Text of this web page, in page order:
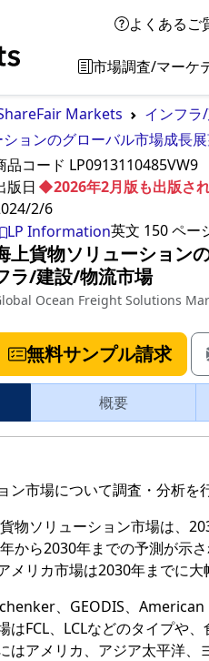
よくあるご
市場調査/マーケ
Markets インフラ
ョンのグローバル市場成長
品コード LP0913110485VW9
◆2026年2月版も出版さ
版日
2/6
LP Information英文 150ペー
上貨物ソリューション
ラ/建設/物流市場
Ocean Freight Solutions
無料サンプル請求
概要
ン市場について調査・分析を
物ソリューション市場は、
から2030年までの予測が示
メリカ市場は2030年までに大
、GEODIS、
はFCL、LCLなどのタイプや
はアメリカ、アジア太平洋